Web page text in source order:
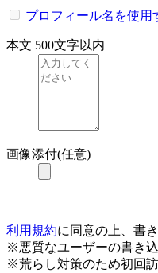
プロフィール名を使用
本文 500文字以内
画像添付(任意)
利用規約に同意の上、書
※悪質なユーザーの書き込
※荒らし対策のため初回